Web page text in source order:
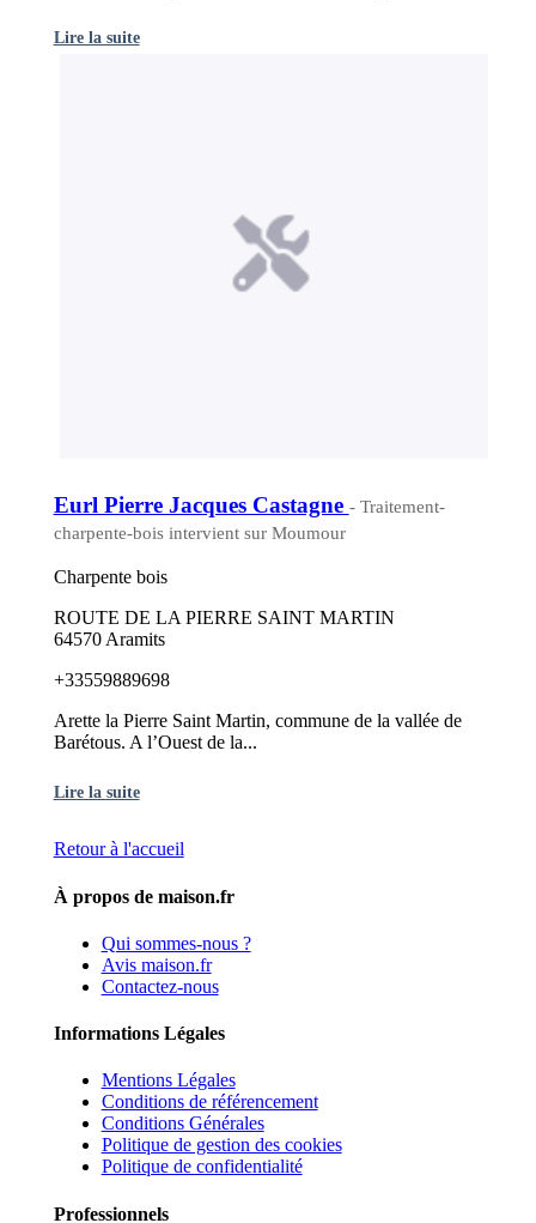
Lire la suite
Eurl Pierre Jacques Castagne - Traitement-
charpente-bois intervient sur Moumour
Charpente bois
ROUTE DE LA PIERRE SAINT MARTIN
64570 Aramits
+33559889698
Arette la Pierre Saint Martin, commune de la vallée de
Barétous. A l’Ouest de la...
Lire la suite
Retour à l'accueil
À propos de maison.fr
Qui sommes-nous ?
Avis maison.fr
Contactez-nous
Informations Légales
Mentions Légales
Conditions de référencement
Conditions Générales
Politique de gestion des cookies
Politique de confidentialité
Professionnels